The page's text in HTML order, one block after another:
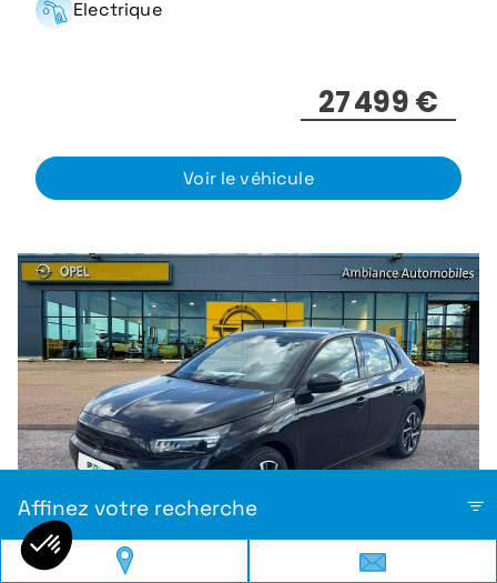
Affinez votre recherche
Electrique
27 499 €
Voir le véhicule